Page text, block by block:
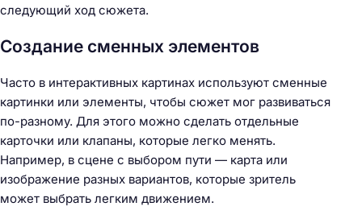
следующий ход сюжета.
Создание сменных элементов
Часто в интерактивных картинах используют сменные
картинки или элементы, чтобы сюжет мог развиваться
по-разному. Для этого можно сделать отдельные
карточки или клапаны, которые легко менять.
Например, в сцене с выбором пути — карта или
изображение разных вариантов, которые зритель
может выбрать легким движением.